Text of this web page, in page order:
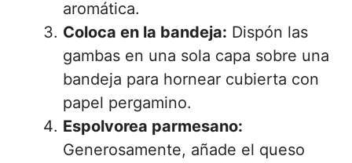
aromática.
Coloca en la bandeja: Dispón las
gambas en una sola capa sobre una
bandeja para hornear cubierta con
papel pergamino.
Espolvorea parmesano:
Generosamente, añade el queso